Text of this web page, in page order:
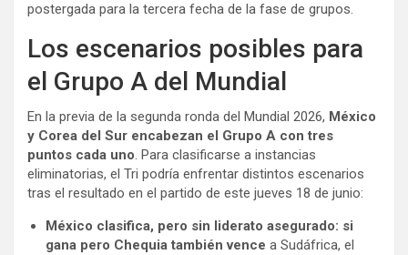
postergada para la tercera fecha de la fase de grupos.
Los escenarios posibles para
el Grupo A del Mundial
En la previa de la segunda ronda del Mundial 2026, México
y Corea del Sur encabezan el Grupo A con tres
puntos cada uno. Para clasificarse a instancias
eliminatorias, el Tri podría enfrentar distintos escenarios
tras el resultado en el partido de este jueves 18 de junio:
México clasifica, pero sin liderato asegurado: si
gana pero Chequia también vence a Sudáfrica, el